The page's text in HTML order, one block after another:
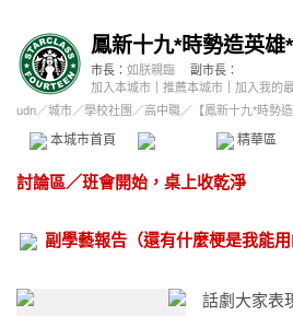
鳳新十九*時勢造英雄*
市長： 如朕親臨
副市長：
加入本城市
推薦本城市 加入我的
udn／城市／學校社團 ／高中職／ 【鳳新十九*時勢
本城市首頁 精華區
討論區／班會開始，桌上收乾淨
副學藝報告（還有什麼梗是我能用
話劇大家表